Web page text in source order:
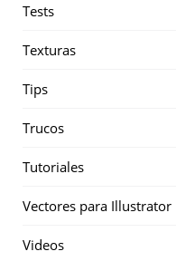
Tests
Texturas
Tips
Trucos
Tutoriales
Vectores para Illustrator
Videos